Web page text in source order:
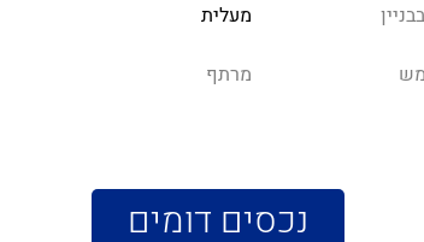
מעלית
מרתף
נכסים דומים